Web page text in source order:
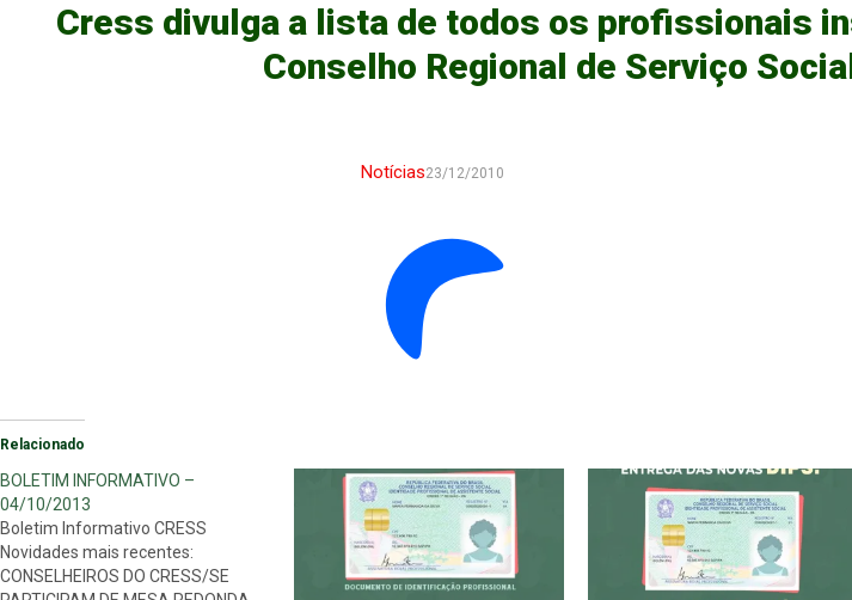
Cress divulga a lista de todos os profissionais
Conselho Regional de Serviço
Notícias23/12/2010
Relacionado
BOLETIM INFORMATIVO –
04/10/2013
Boletim Informativo CRESS
Novidades mais recentes:
CONSELHEIROS DO CRESS/SE